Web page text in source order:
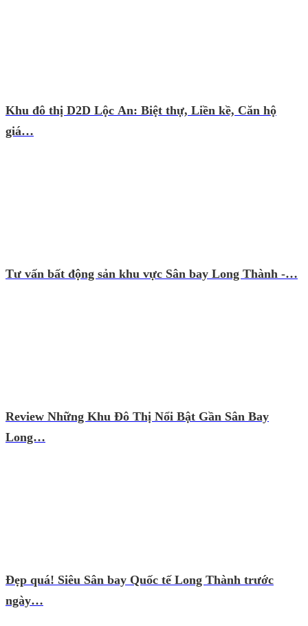
Khu đô thị D2D Lộc An: Biệt thự, Liền kề, Căn hộ
giá…
Tư vấn bất động sản khu vực Sân bay Long Thành -…
Review Những Khu Đô Thị Nổi Bật Gần Sân Bay
Long…
Đẹp quá! Siêu Sân bay Quốc tế Long Thành trước
ngày…